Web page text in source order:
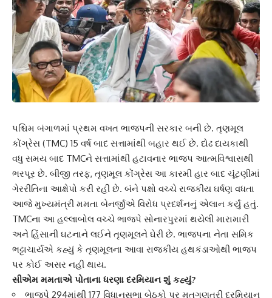
પશ્ચિમ બંગાળમાં પ્રથમ વખત ભાજપની સરકાર બની છે. તૃણમૂલ
કોંગ્રેસ (TMC) 15 વર્ષ બાદ સત્તામાંથી બહાર થઈ છે. દોઢ દાયકાથી
વધુ સમય બાદ TMCને સત્તામાંથી હટાવનાર ભાજપ આત્મવિશ્વાસથી
ભરપૂર છે. બીજી તરફ, તૃણમૂલ કોંગ્રેસ આ કારમી હાર બાદ ચૂંટણીમાં
ગેરરીતિના આક્ષેપો કરી રહી છે. બંને પક્ષો વચ્ચે રાજકીય ઘર્ષણ વધતા
આજે મુખ્યમંત્રી મમતા બેનર્જીએ વિરોધ પ્રદર્શનનું એલાન કર્યું હતું.
TMCના આ હલ્લાબોલ વચ્ચે ભાજપે સોનારપુરમાં થયેલી મારામારી
અને હિંસાની ઘટનાને લઈને તૃણમૂલને ઘેરી છે. ભાજપના નેતા સમિક
ભટ્ટાચાર્યએ કહ્યું કે તૃણમૂલના આવા રાજકીય હથકંડાઓથી ભાજપ
પર કોઈ અસર નહીં થાય.
સીએમ મમતાએ પોતાના ધરણા દરમિયાન શું કહ્યું?
ભાજપે 294માંથી 177 વિધાનસભા બેઠકો પર મતગણતરી દરમિયાન